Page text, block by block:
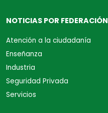
NOTICIAS POR FEDERACIÓN
Atención a la ciudadanía
Enseñanza
Industria
Seguridad Privada
Servicios